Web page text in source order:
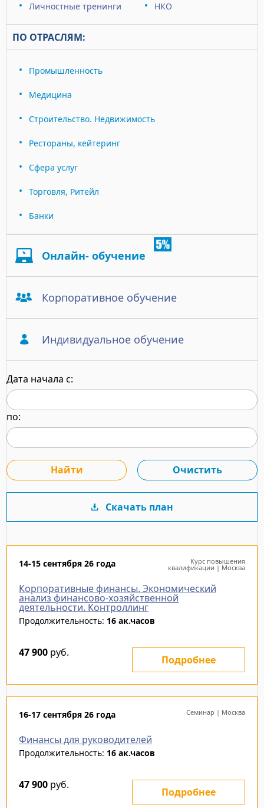
Личностные тренинги НКО
ПО ОТРАСЛЯМ:
Промышленность
Медицина
Строительство. Недвижимость
Рестораны, кейтеринг
Сфера услуг
Торговля, Ритейл
Банки
Онлайн- обучение
Корпоративное обучение
Индивидуальное обучение
Дата начала с:
по:
Скачать план
14-15 сентября 26 года Курс повышения
квалификации | Москва
Корпоративные финансы. Экономический
анализ финансово-хозяйственной
деятельности. Контроллинг
Продолжительность: 16 ак.часов
47 900 руб.
Подробнее
16-17 сентября 26 года Семинар | Москва
Финансы для руководителей
Продолжительность: 16 ак.часов
47 900 руб.
Подробнее